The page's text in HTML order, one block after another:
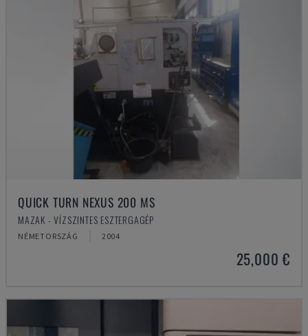
QUICK TURN NEXUS 200 MS
MAZAK - VÍZSZINTES ESZTERGAGÉP
NÉMETORSZÁG 2004
25,000 €